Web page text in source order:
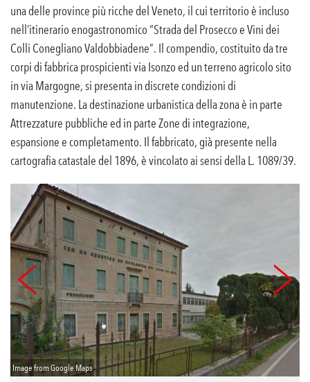
una delle province più ricche del Veneto, il cui territorio è incluso
nell’itinerario enogastronomico “Strada del Prosecco e Vini dei
Colli Conegliano Valdobbiadene”. Il compendio, costituito da tre
corpi di fabbrica prospicienti via Isonzo ed un terreno agricolo sito
in via Margogne, si presenta in discrete condizioni di
manutenzione. La destinazione urbanistica della zona è in parte
Attrezzature pubbliche ed in parte Zone di integrazione,
espansione e completamento. Il fabbricato, già presente nella
cartografia catastale del 1896, è vincolato ai sensi della L. 1089/39.
Image from Google Maps